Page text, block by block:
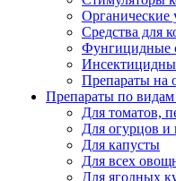
Средства для
Фунгицидные
Препараты на
Препараты по видам
Для томатов,
Для огурцов и
Для капусты
Для всех
Для ягодных